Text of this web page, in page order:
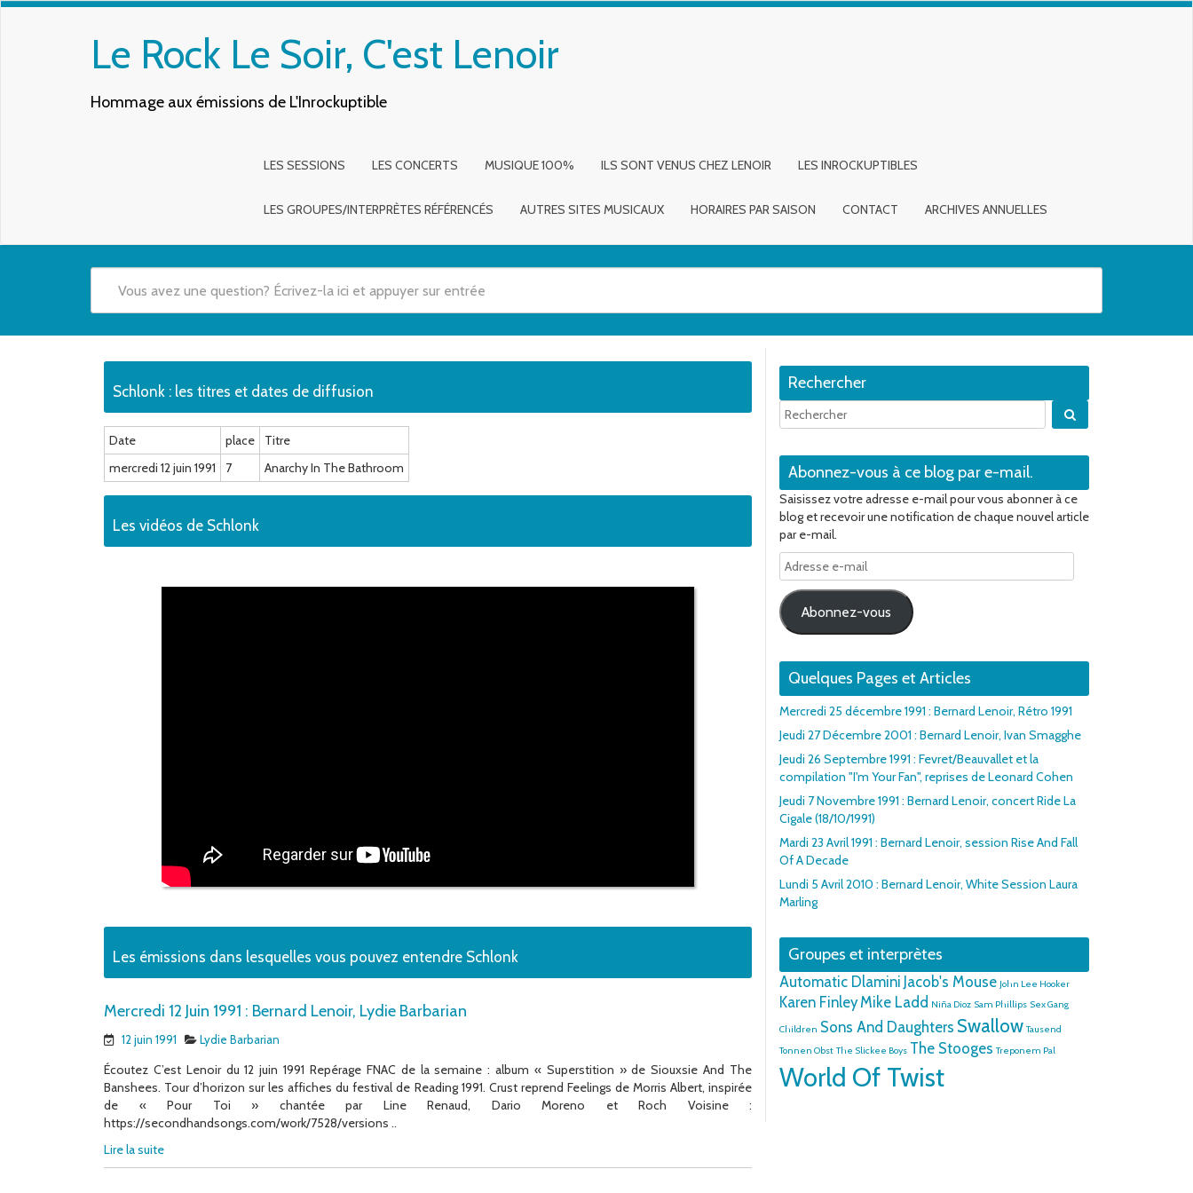
Le Rock Le Soir, C'est Lenoir
Hommage aux émissions de L'Inrockuptible
LES SESSIONS LES CONCERTS MUSIQUE 100% ILS SONT VENUS CHEZ LENOIR LES INROCKUPTIBLES
LES GROUPES/INTERPRÈTES RÉFÉRENCÉS AUTRES SITES MUSICAUX HORAIRES PAR SAISON CONTACT ARCHIVES ANNUELLES
Schlonk : les titres et dates de diffusion
Date place
Titre
mercredi 12 juin 1991
7 Anarchy In The Bathroom
Les vidéos de Schlonk
Les émissions dans lesquelles vous pouvez entendre Schlonk
Mercredi 12 Juin 1991 : Bernard Lenoir, Lydie Barbarian
12 juin 1991 Lydie Barbarian
Écoutez C’est Lenoir du 12 juin 1991 Repérage FNAC de la semaine : album « Superstition » de Siouxsie And The
Banshees. Tour d’horizon sur les affiches du festival de Reading 1991. Crust reprend Feelings de Morris Albert, inspirée
de « Pour Toi » chantée par Line Renaud, Dario Moreno et Roch Voisine :
https://secondhandsongs.com/work/7528/versions ..
Lire la suite
Rechercher
Abonnez-vous à ce blog par e-mail.
Saisissez votre adresse e-mail pour vous abonner à ce
blog et recevoir une notification de chaque nouvel article
par e-mail.
Adresse
e-
mail
Abonnez-vous
Quelques Pages et Articles
Mercredi 25 décembre 1991 : Bernard Lenoir, Rétro 1991
Jeudi 27 Décembre 2001 : Bernard Lenoir, Ivan Smagghe
Jeudi 26 Septembre 1991 : Fevret/Beauvallet et la
compilation "I'm Your Fan", reprises de Leonard Cohen
Jeudi 7 Novembre 1991 : Bernard Lenoir, concert Ride La
Cigale (18/10/1991)
Mardi 23 Avril 1991 : Bernard Lenoir, session Rise And Fall
Of A Decade
Lundi 5 Avril 2010 : Bernard Lenoir, White Session Laura
Marling
Groupes et interprètes
Automatic Dlamini Jacob's Mouse John Lee Hooker
Karen FinleyMike Ladd Niña Dioz Sam Phillips Sex Gang
Children Sons And Daughters Swallow Tausend
Tonnen Obst The Slickee Boys The Stooges Treponem Pal
World Of Twist